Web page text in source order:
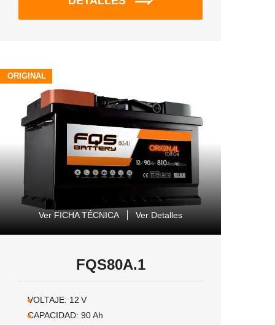
ORIGINAL
Ver FICHA TÉCNICA Ver Detalles
FQS80A.1
VOLTAJE: 12 V
CAPACIDAD: 90Ah